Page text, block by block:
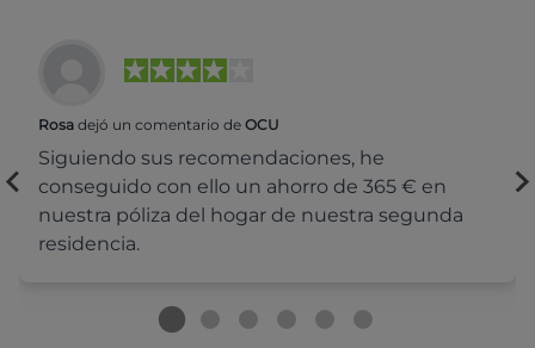
Rosa dejó un comentario de OCU
Siguiendo sus recomendaciones, he
conseguido con ello un ahorro de 365 € en
nuestra póliza del hogar de nuestra segunda
residencia.